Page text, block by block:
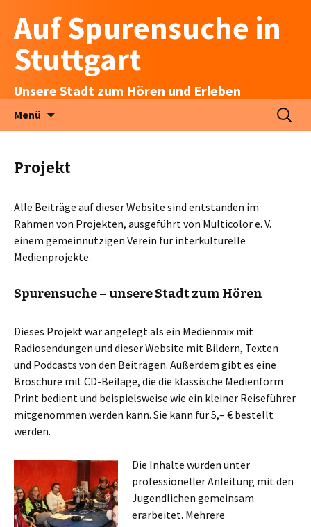
Auf Spurensuche in
Stuttgart
Unsere Stadt zum Hören und Erleben
Menü
Suchen
nach:
Projekt
Alle Beiträge auf dieser Website sind entstanden im
Rahmen von Projekten, ausgeführt von Multicolor e. V.
einem gemeinnützigen Verein für interkulturelle
Medienprojekte.
Spurensuche – unsere Stadt zum Hören
Dieses Projekt war angelegt als ein Medienmix mit
Radiosendungen und dieser Website mit Bildern, Texten
und Podcasts von den Beiträgen. Außerdem gibt es eine
Broschüre mit CD-Beilage, die die klassische Medienform
Print bedient und beispielsweise wie ein kleiner Reiseführer
mitgenommen werden kann. Sie kann für 5,– € bestellt
werden.
Die Inhalte wurden unter
professioneller Anleitung mit den
Jugendlichen gemeinsam
erarbeitet. Mehrere